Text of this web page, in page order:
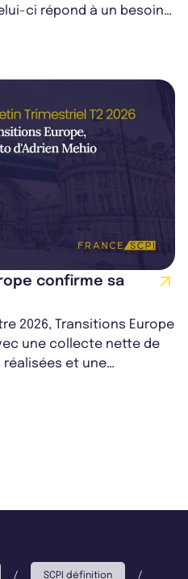
ci répond à un besoin
confirme sa
2026, Transitions Europe
une collecte nette de
réalisées et une
Md€....
/ SCPI définition /